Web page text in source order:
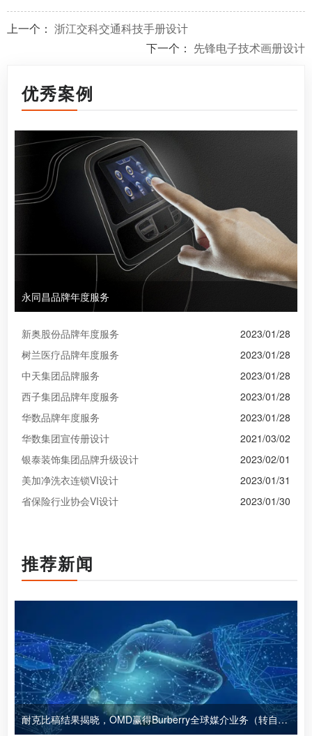
上一个： 浙江交科交通科技手册设计
下一个： 先锋电子技术画册设计
优秀案例
永同昌品牌年度服务
2023/01/28
新奥股份品牌年度服务
2023/01/28
树兰医疗品牌年度服务
2023/01/28
中天集团品牌服务
2023/01/28
西子集团品牌年度服务
2023/01/28
华数品牌年度服务
2021/03/02
华数集团宣传册设计
2023/02/01
银泰装饰集团品牌升级设计
2023/01/31
美加净洗衣连锁VI设计
2023/01/30
省保险行业协会VI设计
推荐新闻
耐克比稿结果揭晓，OMD赢得Burberry全球媒介业务（转自广告狂人日报）